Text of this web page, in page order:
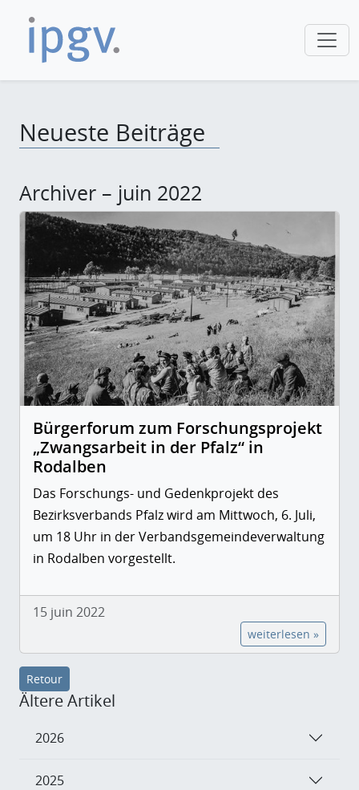
Neueste Beiträge
Archiver – juin 2022
Bürgerforum zum Forschungsprojekt
„Zwangsarbeit in der Pfalz“ in
Rodalben
Das Forschungs- und Gedenkprojekt des
Bezirksverbands Pfalz wird am Mittwoch, 6. Juli,
um 18 Uhr in der Verbandsgemeindeverwaltung
in Rodalben vorgestellt.
15 juin 2022
weiterlesen »
Retour
Ältere Artikel
2026
2025